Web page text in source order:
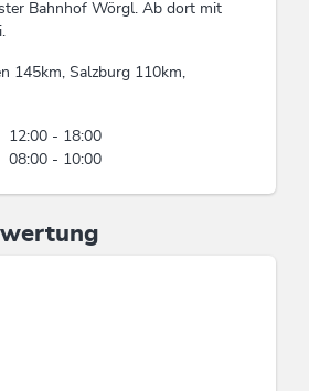
Bahnhof Wörgl. Ab dort mit
145km, Salzburg 110km,
12:00 - 18:00
08:00 - 10:00